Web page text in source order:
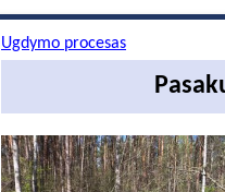
Ugdymo procesas